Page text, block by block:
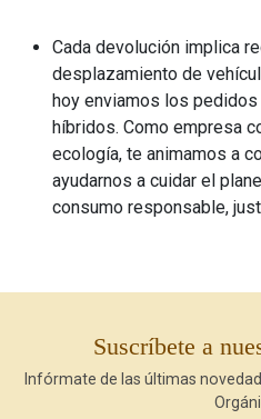
Cada devolución implica
desplazamiento de
hoy enviamos los
híbridos. Como empresa
ecología, te animamos a
ayudarnos a cuidar el
consumo responsable,
Suscríbete a
Infórmate de las últimas